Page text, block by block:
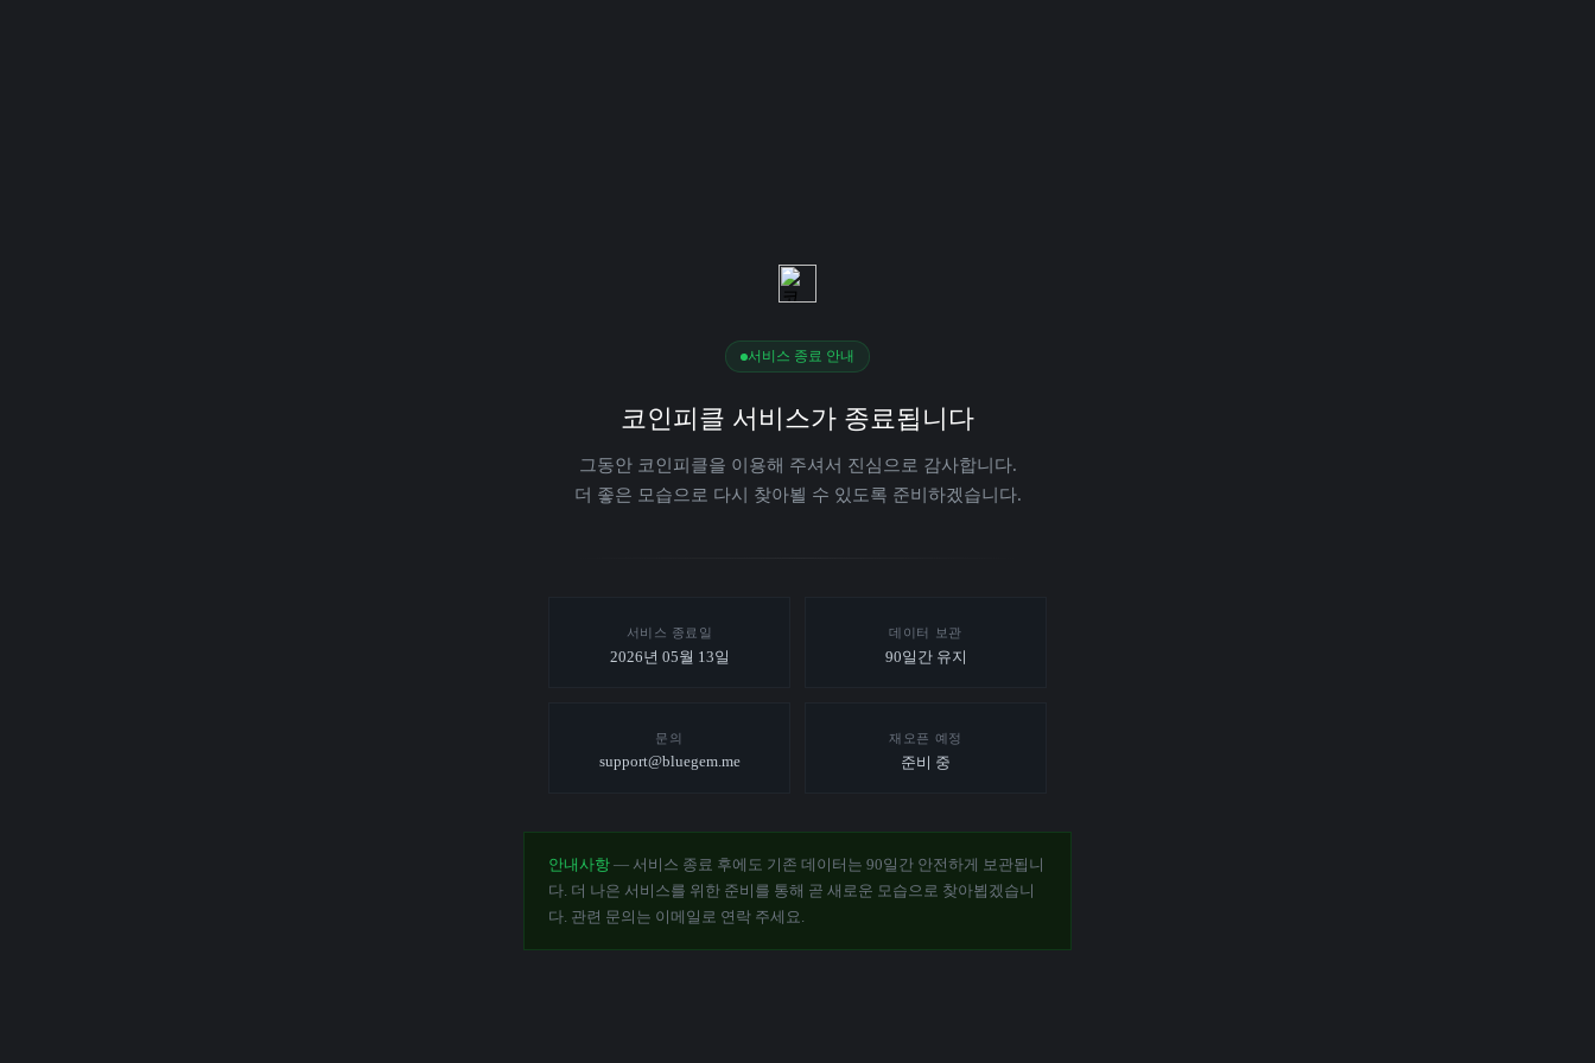
서비스 종료 안내
코인피클 서비스가 종료됩니다
그동안 코인피클을 이용해 주셔서 진심으로 감사합니다.
더 좋은 모습으로 다시 찾아뵐 수 있도록 준비하겠습니다.
서비스 종료일
2026년 05월 13일
데이터 보관
90일간 유지
문의
support@bluegem.me
재오픈 예정
준비 중
안내사항 — 서비스 종료 후에도 기존 데이터는 90일간 안전하게 보관됩니
다. 더 나은 서비스를 위한 준비를 통해 곧 새로운 모습으로 찾아뵙겠습니
다. 관련 문의는 이메일로 연락 주세요.